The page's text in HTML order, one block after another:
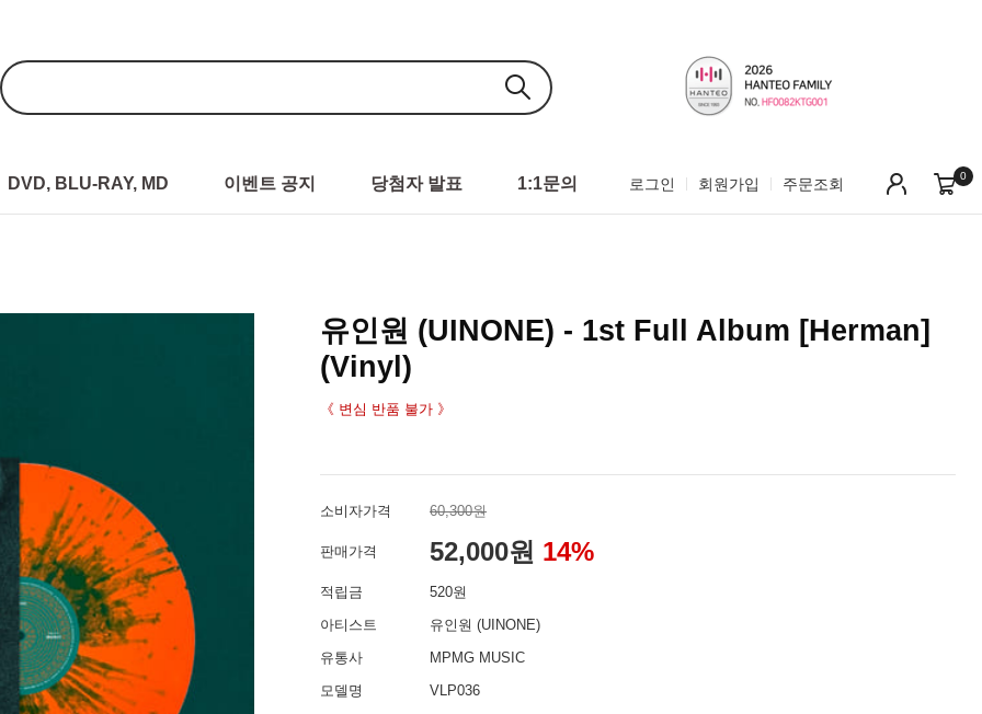
DVD, BLU-RAY, MD 이벤트 공지 당첨자 발표 1:1문의 로그인 회원가입 주문조회 0
유인원 (UINONE) - 1st Full Album [Herman]
(Vinyl)
《 변심 반품 불가 》
소비자가격 60,300원
판매가격 52,000원 14%
적립금
520원
아티스트
유인원 (UINONE)
유통사
MPMG MUSIC
모델명
VLP036